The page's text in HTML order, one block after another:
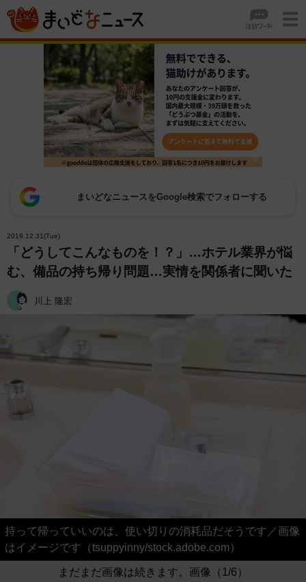
まいどなニュースをGoogle検索でフォローする
2019.12.31(Tue)
「どうしてこんなものを！？」…ホテル業界が悩
む、備品の持ち帰り問題…実情を関係者に聞いた
川上 隆宏
持って帰っていいのは、使い切りの消耗品だそうです／画像
はイメージです（tsuppyinny/stock.adobe.com）
まだまだ画像は続きます。画像（1/6）